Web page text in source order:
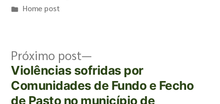
Home post
Próximo post
Violências sofridas por
Comunidades de Fundo e Fecho
de Pasto no município de